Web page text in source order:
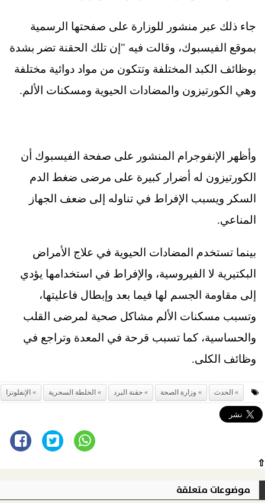
جاء ذلك عبر منشور للوزارة على صفحتها الرسمية
بموقع الفيسبوك، وقالت فيه "إن تلك الحقنة تضر بشدة
بوظائف الكبد المختلفة وتتكون من مواد دوائية مختلفة
وهي الكورتيزون والمضادات الحيوية ومسكنات الألم.
وأظهر الإنفوجرام المنشور على صفحة الفيسبوك أن
الكورتيزون له أضرار كبيرة على مرضى ضغط الدم
السكر ويسبب الإفراط في تناوله إلى ضعف الجهاز
المناعي.
بينما تستخدم المضادات الحيوية في علاج الأمراض
البكتيرية لا الفيروسية، والإفراط في استخدامها يؤدي
إلى مقاومة الجسم لها فيما بعد وإبطال فاعليتها،
وتسبب مسكنات الألم مشاكل صحية لمرضى القلب
والحساسية، كما تسبب قرحة في المعدة وتراجع في
وظائف الكلى.
الحدث وزارة الصحة حقنة البرد الخلطة السحرية الإنفلونزا
⇧
موضوعات متعلقة